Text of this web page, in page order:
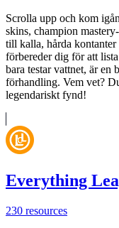
Scrolla upp och kom
skins, champion
till kalla, hårda kontanter
förbereder dig för att
bara testar vattnet, är en
förhandling. Vem vet?
legendariskt fynd!
Everything
230 resources